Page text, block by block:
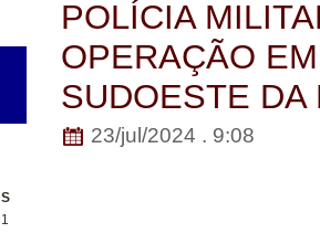
S
1
POLÍCIA
OPERAÇÃO
SUDOESTE DA
23/jul/2024 . 9:08